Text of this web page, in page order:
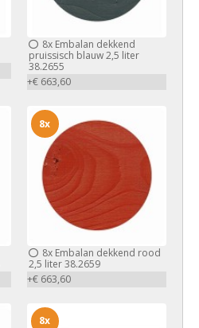
8xEmbalan dekkend
pruissisch blauw 2,5 liter
38.2655
+€ 663,60
8xEmbalan dekkend rood
2,5 liter 38.2659
+€ 663,60
8x
8x